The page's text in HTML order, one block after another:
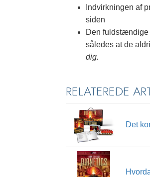
Indvirkningen af
siden
Den fuldstændige
således at de
dig.
RELATEREDE
Det